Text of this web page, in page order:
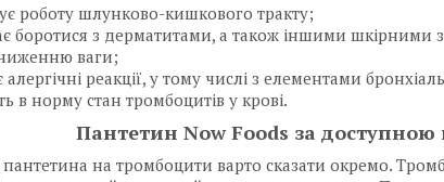
роботу шлунково-кишкового тракту;
боротися з дерматитами, а також іншими шкірними
ваги;
реакції, у тому числі з елементами
в норму стан тромбоцитів у крові.
Пантетин Now Foods за доступною
на тромбоцити варто сказати окремо.